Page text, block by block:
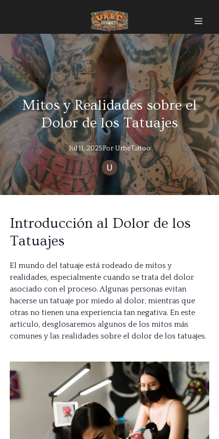
Mitos y Realidades sobre el
Dolor de los Tatuajes
Jul 11, 2025Por UrbeTattoo
Introducción al Dolor de los
Tatuajes
El mundo del tatuaje está rodeado de mitos y
realidades, especialmente cuando se trata del dolor
asociado con el proceso. Algunas personas evitan
hacerse un tatuaje por miedo al dolor, mientras que
otras no tienen una experiencia tan negativa. En este
artículo, desglosaremos algunos de los mitos más
comunes y las realidades sobre el dolor de los tatuajes.